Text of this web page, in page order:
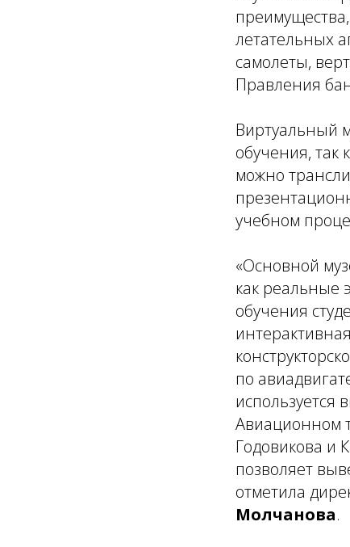
летательных
самолеты,
Правления
Виртуальный
обучения, так
можно
учебном
«Основной
как реальные
обучения
по
используется
Авиационном
Годовикова и
позволяет
отметила
Молчанова.